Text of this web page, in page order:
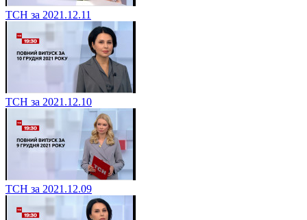
ТСН за 2021.12.11
ТСН за 2021.12.10
ТСН за 2021.12.09